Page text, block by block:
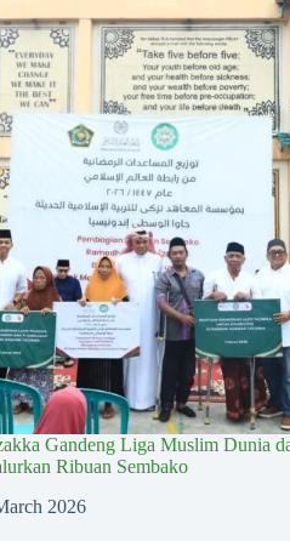
Gandeng Liga Muslim Dunia
Ribuan Sembako
2026